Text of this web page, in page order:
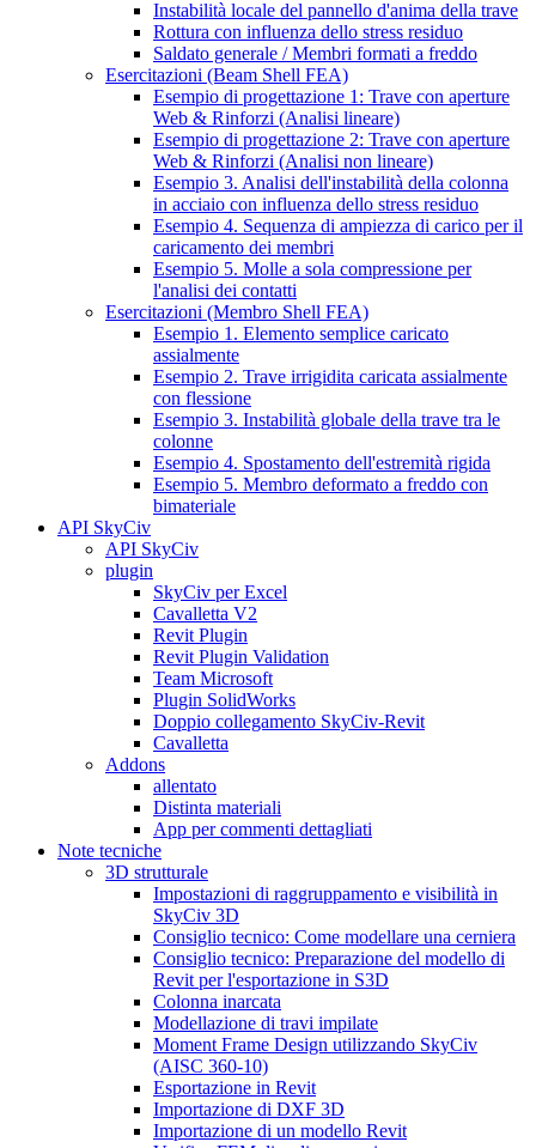
Instabilità locale del pannello d'anima della trave
Rottura con influenza dello stress residuo
Saldato generale / Membri formati a freddo
Esercitazioni (Beam Shell FEA)
Esempio di progettazione 1: Trave con aperture
Web & Rinforzi (Analisi lineare)
Esempio di progettazione 2: Trave con aperture
Web & Rinforzi (Analisi non lineare)
Esempio 3. Analisi dell'instabilità della colonna
in acciaio con influenza dello stress residuo
Esempio 4. Sequenza di ampiezza di carico per il
caricamento dei membri
Esempio 5. Molle a sola compressione per
l'analisi dei contatti
Esercitazioni (Membro Shell FEA)
Esempio 1. Elemento semplice caricato
assialmente
Esempio 2. Trave irrigidita caricata assialmente
con flessione
Esempio 3. Instabilità globale della trave tra le
colonne
Esempio 4. Spostamento dell'estremità rigida
Esempio 5. Membro deformato a freddo con
bimateriale
API SkyCiv
API SkyCiv
plugin
SkyCiv per Excel
Cavalletta V2
Revit Plugin
Revit Plugin Validation
Team Microsoft
Plugin SolidWorks
Doppio collegamento SkyCiv-Revit
Cavalletta
Addons
allentato
Distinta materiali
App per commenti dettagliati
Note tecniche
3D strutturale
Impostazioni di raggruppamento e visibilità in
SkyCiv 3D
Consiglio tecnico: Come modellare una cerniera
Consiglio tecnico: Preparazione del modello di
Revit per l'esportazione in S3D
Colonna inarcata
Modellazione di travi impilate
Moment Frame Design utilizzando SkyCiv
(AISC 360-10)
Esportazione in Revit
Importazione di DXF 3D
Importazione di un modello Revit